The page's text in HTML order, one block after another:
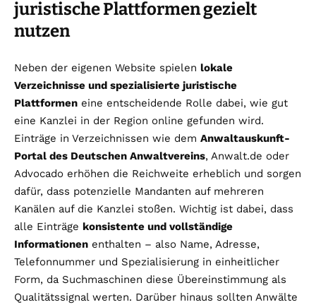
juristische Plattformen gezielt
nutzen
Neben der eigenen Website spielen lokale
Verzeichnisse und spezialisierte juristische
Plattformen eine entscheidende Rolle dabei, wie gut
eine Kanzlei in der Region online gefunden wird.
Einträge in Verzeichnissen wie dem Anwaltauskunft-
Portal des Deutschen Anwaltvereins, Anwalt.de oder
Advocado erhöhen die Reichweite erheblich und sorgen
dafür, dass potenzielle Mandanten auf mehreren
Kanälen auf die Kanzlei stoßen. Wichtig ist dabei, dass
alle Einträge konsistente und vollständige
Informationen enthalten – also Name, Adresse,
Telefonnummer und Spezialisierung in einheitlicher
Form, da Suchmaschinen diese Übereinstimmung als
Qualitätssignal werten. Darüber hinaus sollten Anwälte